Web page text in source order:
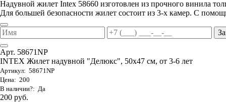
Надувной жилет Intex 58660 изготовлен из прочного винила
Для большей безопасности жилет состоит из 3-х камер. С
Арт. 58671NP
INTEX Жилет надувной "Делюкс", 50х47 см, от 3-6 лет
Артикул: 58671NP
Цена: 200
В наличии?: Да
200 руб.